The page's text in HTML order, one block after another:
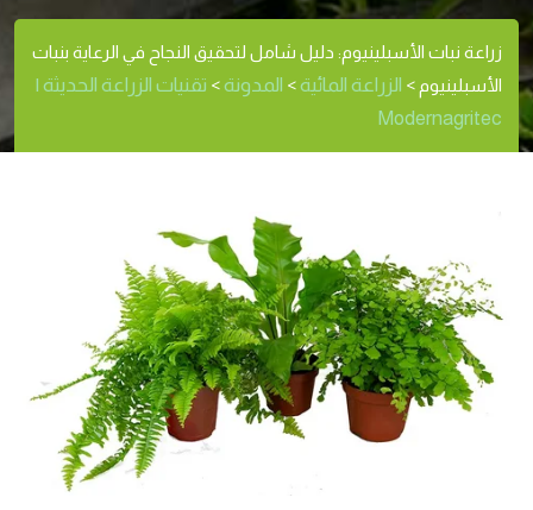
زراعة نبات الأسبلينيوم: دليل شامل لتحقيق النجاح في الرعاية بنبات
الأسبلينيوم > الزراعة المائية> المدونة> تقنيات الزراعة الحديثة |
Modernagritec